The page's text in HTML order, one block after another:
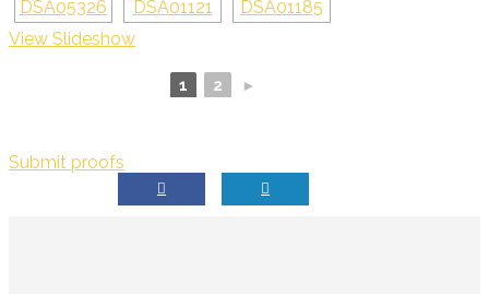
View Slideshow
1 2 ►
Submit proofs